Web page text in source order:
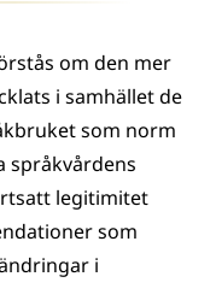
om den mer
i samhället de
som norm
språkvårdens
legitimitet
som
i